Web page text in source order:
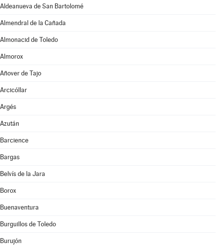
Aldeanueva de San Bartolomé
Almendral de la Cañada
Almonacid de Toledo
Almorox
Añover de Tajo
Arcicóllar
Argés
Azután
Barcience
Bargas
Belvís de la Jara
Borox
Buenaventura
Burguillos de Toledo
Burujón